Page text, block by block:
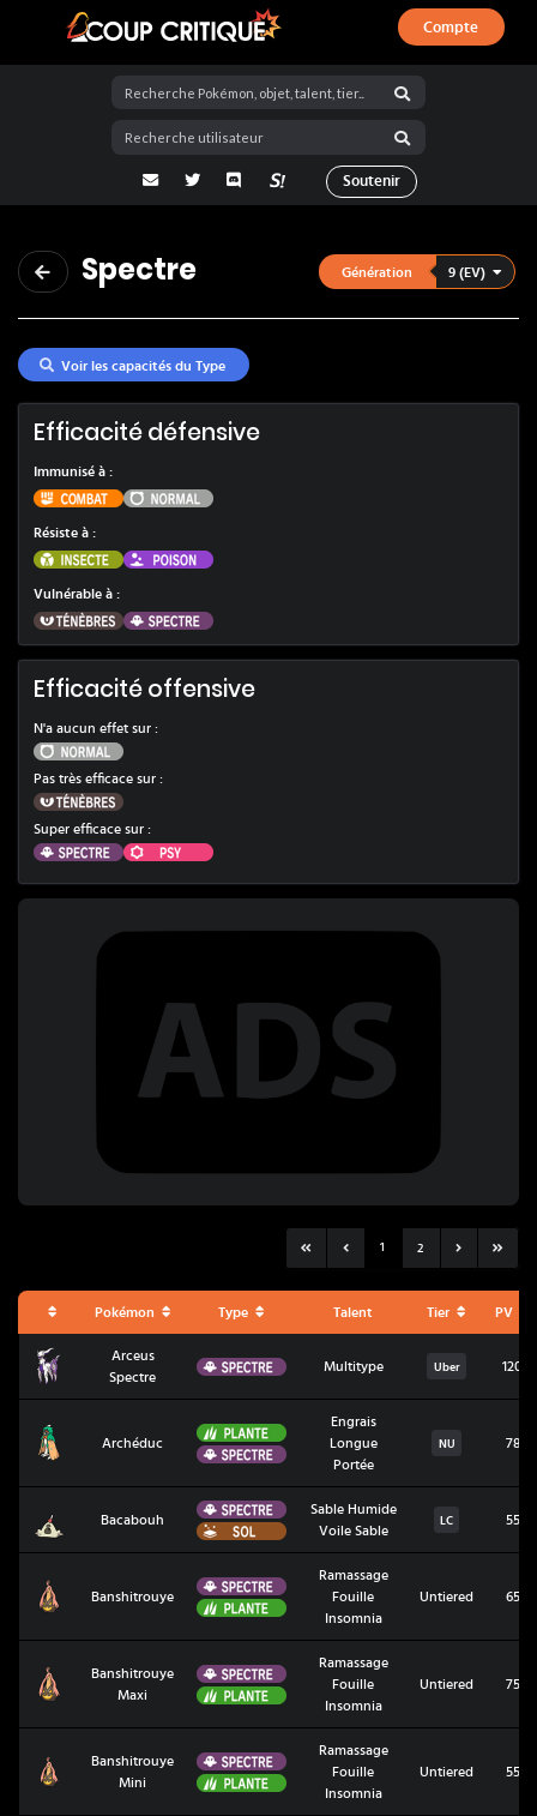
Coup Critique
Compte
adresse email
Twitter Discord La Salty Room sur Pokémon
Soutenir
Spectre Génération 9 (EV)
Voir les capacités du Type
Efficacité défensive
Immunisé à :
Combat
Normal
Résiste à :
Insecte
Poison
Vulnérable à :
Ténèbres
Spectre
Efficacité offensive
N'a aucun effet sur :
Normal
Pas très efficace sur :
Ténèbres
Super efficace sur :
Spectre
Psy
1 2
Pokémon Type Talent Tier PV
Arceus Spectre
Arceus
Spectre
SpectreMultitype Uber 120
Archéduc
Plante
Spectre
Engrais
Longue
Portée
NU 78
Bacabouh
Spectre
Sol
Sable Humide
Voile Sable
LC 55
Banshitrouye
Spectre
Plante
Ramassage
Fouille
Insomnia
Untiered 65
Banshitrouye Maxi
Banshitrouye
Maxi
Spectre
Plante
Ramassage
Fouille
Insomnia
Untiered 75
Banshitrouye Mini
Banshitrouye
Mini
Spectre
Plante
Ramassage
Fouille
Insomnia
Untiered 55